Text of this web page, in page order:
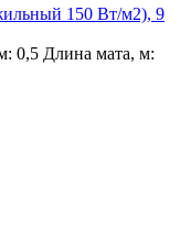
150 Вт/м2), 9
0,5 Длина мата, м: